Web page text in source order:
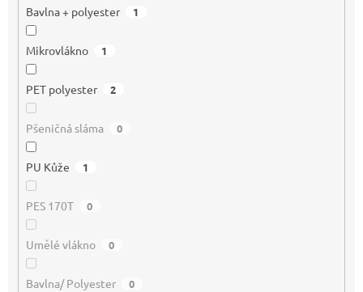
Bavlna + polyester 1
Mikrovlákno 1
PET polyester 2
Pšeničná sláma 0
PU Kůže 1
PES 170T 0
Umělé vlákno 0
Bavlna/ Polyester 0